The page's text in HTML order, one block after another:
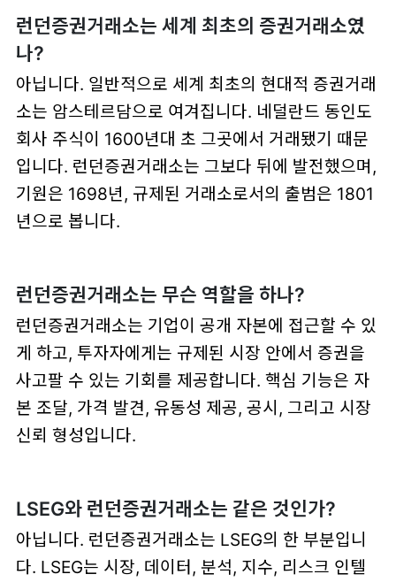
런던증권거래소는 세계 최초의 증권거래소였
나?
아닙니다. 일반적으로 세계 최초의 현대적 증권거래
소는 암스테르담으로 여겨집니다. 네덜란드 동인도
회사 주식이 1600년대 초 그곳에서 거래됐기 때문
입니다. 런던증권거래소는 그보다 뒤에 발전했으며,
기원은 1698년, 규제된 거래소로서의 출범은 1801
년으로 봅니다.
런던증권거래소는 무슨 역할을 하나?
런던증권거래소는 기업이 공개 자본에 접근할 수 있
게 하고, 투자자에게는 규제된 시장 안에서 증권을
사고팔 수 있는 기회를 제공합니다. 핵심 기능은 자
본 조달, 가격 발견, 유동성 제공, 공시, 그리고 시장
신뢰 형성입니다.
LSEG와 런던증권거래소는 같은 것인가?
아닙니다. 런던증권거래소는 LSEG의 한 부분입니
다. LSEG는 시장, 데이터, 분석, 지수, 리스크 인텔